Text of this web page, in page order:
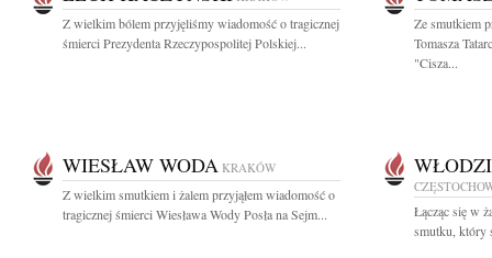
Z wielkim bólem przyjęliśmy wiadomość o tragicznej
śmierci Prezydenta Rzeczypospolitej Polskiej...
Ze smutkiem
Tomasza
"Cisza...
WIESŁAW WODA KRAKÓW
Z wielkim smutkiem i żalem przyjąłem wiadomość o
tragicznej śmierci Wiesława Wody Posła na Sejm...
Łącząc się w
smutku, który